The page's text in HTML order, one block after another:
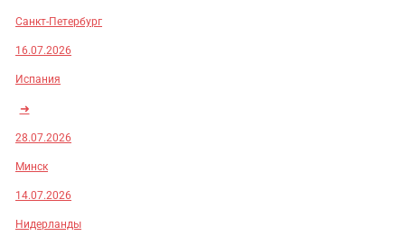
Санкт-Петербург
16.07.2026
Испания
➜
28.07.2026
Минск
14.07.2026
Нидерланды